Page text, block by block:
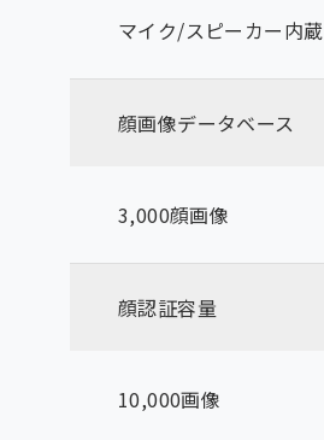
マイク/スピーカー内蔵
顔画像データベース
3,000顔画像
顔認証容量
10,000画像